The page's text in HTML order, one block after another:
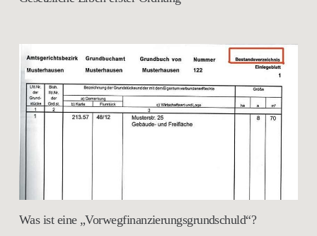
Was ist eine „Vorwegfinanzierungsgrundschuld“?